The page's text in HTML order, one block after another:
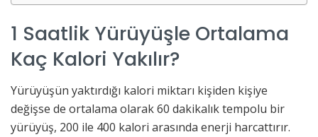
1 Saatlik Yürüyüşle Ortalama
Kaç Kalori Yakılır?
Yürüyüşün yaktırdığı kalori miktarı kişiden kişiye
değişse de ortalama olarak 60 dakikalık tempolu bir
yürüyüş, 200 ile 400 kalori arasında enerji harcattırır.